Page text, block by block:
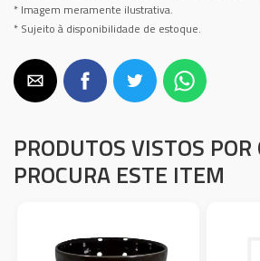
* Imagem meramente ilustrativa.
* Sujeito à disponibilidade de estoque.
PRODUTOS VISTOS
PROCURA ESTE ITEM